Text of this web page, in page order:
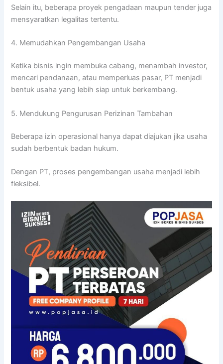
Selain itu, beberapa proyek pengadaan maupun tender juga
mensyaratkan legalitas tertentu.
4. Memudahkan Pengembangan Usaha
Ketika bisnis ingin membuka cabang, menambah investor,
mencari pendanaan, atau memperluas pasar, PT menjadi
bentuk usaha yang lebih siap untuk berkembang.
5. Mendukung Pengurusan Perizinan Tambahan
Beberapa izin operasional hanya dapat diajukan jika usaha
sudah berbentuk badan hukum.
Dengan PT, proses pengembangan usaha menjadi lebih
fleksibel.